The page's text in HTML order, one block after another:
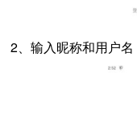
2、输入昵称和用户名